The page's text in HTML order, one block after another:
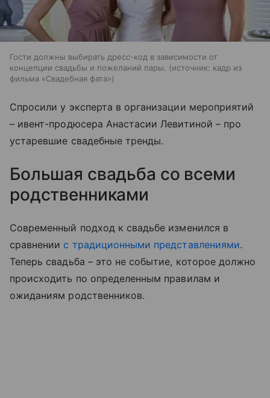
Гости должны выбирать дресс-код в зависимости от
концепции свадьбы и пожеланий пары.
источник: кадр из
фильма «Свадебная фата»
Спросили у эксперта в организации мероприятий
– ивент-продюсера Анастасии Левитиной – про
устаревшие свадебные тренды.
Большая свадьба со всеми
родственниками
Современный подход к свадьбе изменился в
сравнении с традиционными представлениями.
Теперь свадьба – это не событие, которое должно
происходить по определенным правилам и
ожиданиям родственников.